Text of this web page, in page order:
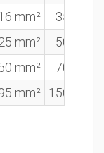
mm²
35 mm²
mm²
50 mm²
mm²
70 mm²
mm² 150 mm²